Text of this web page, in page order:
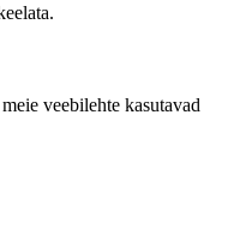
veebilehte kasutavad